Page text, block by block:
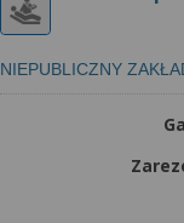
NIEPUBLICZNY